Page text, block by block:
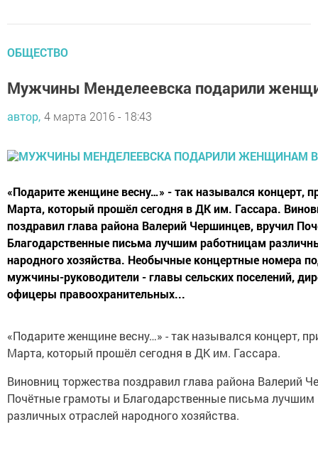
ОБЩЕСТВО
Мужчины Менделеевска подарили
автор, 4 марта 2016 - 18:43
«Подарите женщине весну…» - так назывался концерт,
Марта, который прошёл сегодня в ДК им. Гассара.
поздравил глава района Валерий Чершинцев, вручил
Благодарственные письма лучшим работницам
народного хозяйства. Необычные концертные номера
мужчины-руководители - главы сельских поселений,
офицеры правоохранительных...
«Подарите женщине весну…» - так назывался концерт,
Марта, который прошёл сегодня в ДК им. Гассара.
Виновниц торжества поздравил глава района Валерий
Почётные грамоты и Благодарственные письма
различных отраслей народного хозяйства.